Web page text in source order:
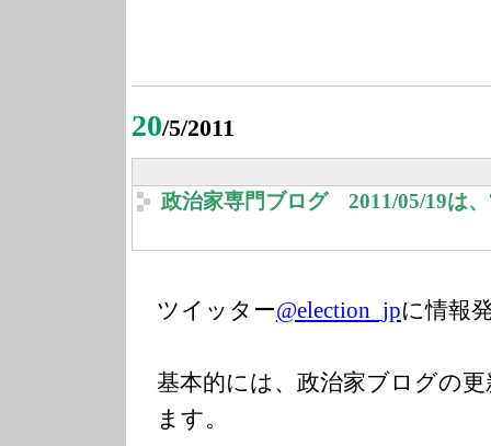
20/5/2011
政治家専門ブログ 2011/05/19は
ツイッター@election_jpに情報
基本的には、政治家ブログの
ます。